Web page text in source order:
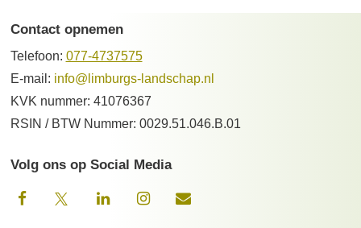
Contact opnemen
Telefoon: 077-4737575
E-mail: info@limburgs-landschap.nl
KVK nummer: 41076367
RSIN / BTW Nummer: 0029.51.046.B.01
Volg ons op Social Media